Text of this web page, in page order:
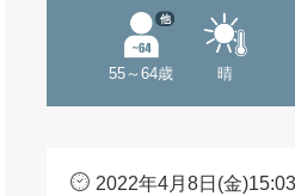
55～64歳
他
晴
2022年4月8日(金)15:03